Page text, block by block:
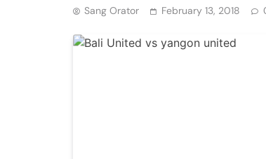
Sang Orator February 13, 2018